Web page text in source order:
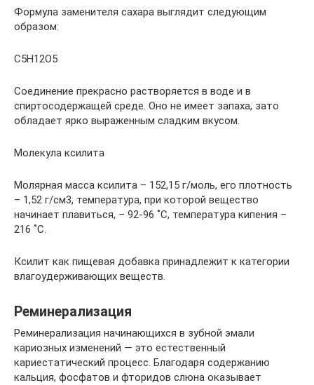
Формула заменителя сахара выглядит следующим
образом:
C5H12O5
Соединение прекрасно растворяется в воде и в
спиртосодержащей среде. Оно не имеет запаха, зато
обладает ярко выраженным сладким вкусом.
Молекула ксилита
Молярная масса ксилита – 152,15 г/моль, его плотность
– 1,52 г/см3, температура, при которой вещество
начинает плавиться, – 92-96 ˚С, температура кипения –
216 ˚С.
Ксилит как пищевая добавка принадлежит к категории
влагоудерживающих веществ.
Реминерализация
Реминерализация начинающихся в зубной эмали
кариозных изменений — это естественный
кариестатический процесс. Благодаря содержанию
кальция, фосфатов и фторидов слюна оказывает